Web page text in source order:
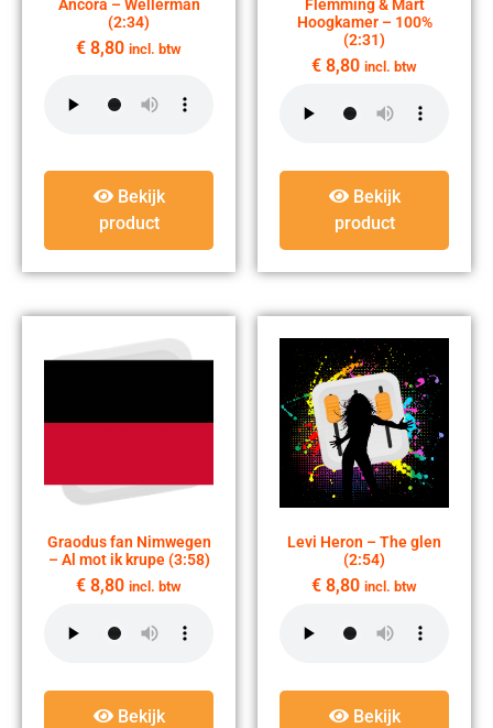
Ancora – Wellerman
(2:34)
€ 8,80 incl. btw
Bekijk
product
Flemming & Mart
Hoogkamer – 100%
(2:31)
€ 8,80 incl. btw
Bekijk
product
Graodus fan Nimwegen
– Al mot ik krupe (3:58)
€ 8,80 incl. btw
Bekijk
Levi Heron – The glen
(2:54)
€ 8,80 incl. btw
Bekijk